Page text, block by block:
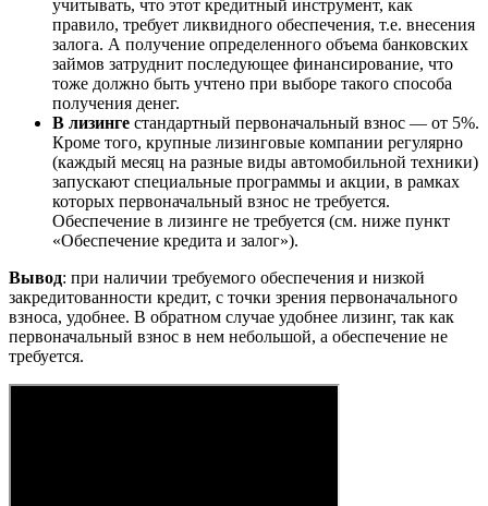
учитывать, что этот кредитный инструмент, как
правило, требует ликвидного обеспечения, т.е. внесения
залога. А получение определенного объема банковских
займов затруднит последующее финансирование, что
тоже должно быть учтено при выборе такого способа
получения денег.
В лизинге стандартный первоначальный взнос — от 5%.
Кроме того, крупные лизинговые компании регулярно
(каждый месяц на разные виды автомобильной техники)
запускают специальные программы и акции, в рамках
которых первоначальный взнос не требуется.
Обеспечение в лизинге не требуется (см. ниже пункт
«Обеспечение кредита и залог»).
Вывод: при наличии требуемого обеспечения и низкой
закредитованности кредит, с точки зрения первоначального
взноса, удобнее. В обратном случае удобнее лизинг, так как
первоначальный взнос в нем небольшой, а обеспечение не
требуется.